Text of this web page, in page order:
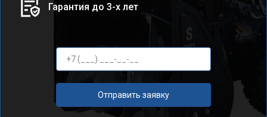
Гарантия до 3-х лет
Отправить заявку